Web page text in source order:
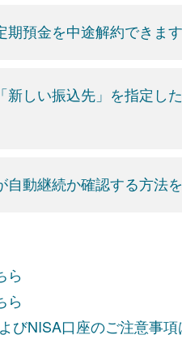
期預金を中途解約できま
しい振込先」を指定し
動継続か確認する方法
ら
ら
びNISA口座のご注意事項